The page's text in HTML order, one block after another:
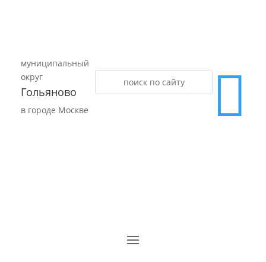
муниципальный
округ
Гольяново
в городе Москве 